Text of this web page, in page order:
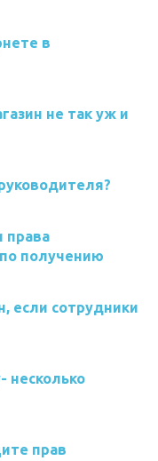
в
не так уж и
права
получению
если сотрудники
несколько
прав